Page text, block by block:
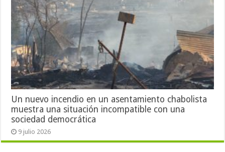
Un nuevo incendio en un asentamiento chabolista
muestra una situación incompatible con una
sociedad democrática
9 julio 2026